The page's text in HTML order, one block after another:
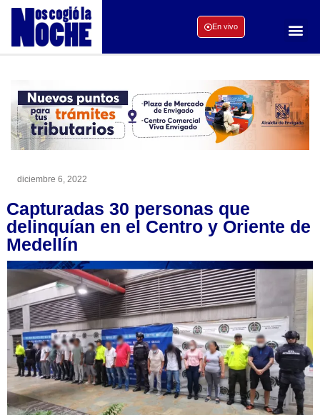
En vivo
diciembre 6, 2022
Capturadas 30 personas que
delinquían en el Centro y Oriente de
Medellín